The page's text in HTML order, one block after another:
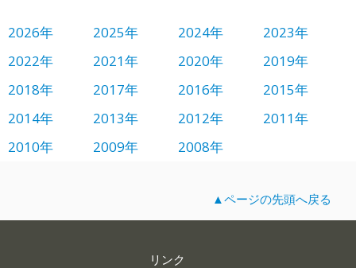
2026年 2025年 2024年
2023年
2022年
2021年 2020年
2019年
2018年
2017年 2016年
2015年
2014年
2013年 2012年
2011年
2010年
2009年 2008年
▲ページの先頭へ戻る
リンク